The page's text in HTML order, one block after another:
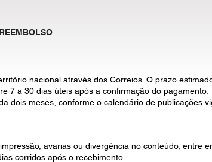
nacional através dos Correios. O prazo
7 a 30 dias úteis após a confirmação do pagamento.
dois meses, conforme o calendário de publicações
avarias ou divergência no conteúdo, entre
corridos após o recebimento.